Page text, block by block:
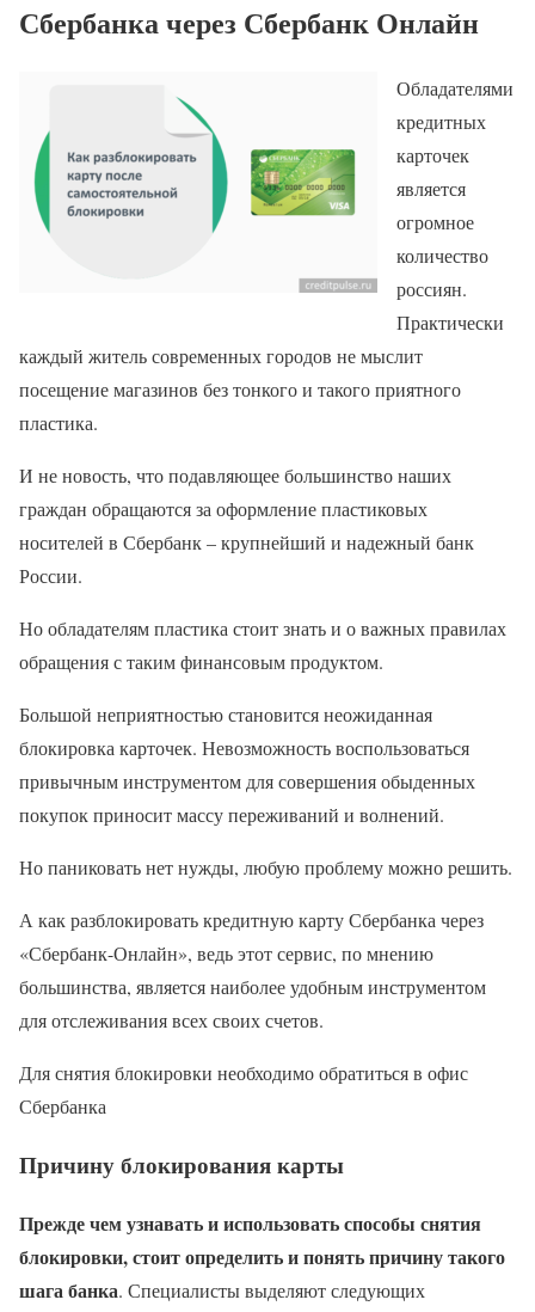
Сбербанка через Сбербанк Онлайн
Обладателями
кредитных
карточек
является
огромное
количество
россиян.
Практически
каждый житель современных городов не мыслит
посещение магазинов без тонкого и такого приятного
пластика.
И не новость, что подавляющее большинство наших
граждан обращаются за оформление пластиковых
носителей в Сбербанк – крупнейший и надежный банк
России.
Но обладателям пластика стоит знать и о важных правилах
обращения с таким финансовым продуктом.
Большой неприятностью становится неожиданная
блокировка карточек. Невозможность воспользоваться
привычным инструментом для совершения обыденных
покупок приносит массу переживаний и волнений.
Но паниковать нет нужды, любую проблему можно решить.
А как разблокировать кредитную карту Сбербанка через
«Сбербанк-Онлайн», ведь этот сервис, по мнению
большинства, является наиболее удобным инструментом
для отслеживания всех своих счетов.
Для снятия блокировки необходимо обратиться в офис
Сбербанка
Причину блокирования карты
Прежде чем узнавать и использовать способы снятия
блокировки, стоит определить и понять причину такого
шага банка. Специалисты выделяют следующих